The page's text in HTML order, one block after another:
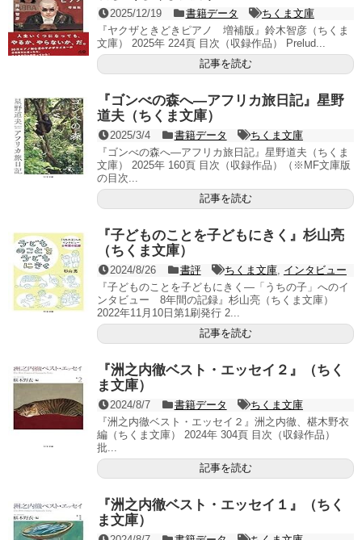
2025/12/19 書籍データ
ちくま文庫
『ヤクザときどきピアノ 増補版』鈴木智彦（ちくま
文庫） 2025年 224頁 目次（収録作品） Prelud...
記事を読む
『ゴンべの森へ―アフリカ旅日記』星野
道夫（ちくま文庫）
2025/3/4 書籍データ
ちくま文庫
『ゴンべの森へ―アフリカ旅日記』星野道夫（ちくま
文庫） 2025年 160頁 目次（収録作品）（※MF文庫版
の目次...
記事を読む
『子どものことを子どもにきく』杉山亮
（ちくま文庫）
2024/8/26 書評 ちくま文庫, インタビュー
『子どものことを子どもにきく―「うちの子」へのイ
ンタビュー 8年間の記録』杉山亮（ちくま文庫）
2022年11月10日第1刷発行 2...
記事を読む
『洲之内徹ベスト・エッセイ２』（ちく
ま文庫）
2024/8/7 書籍データ
ちくま文庫
『洲之内徹ベスト・エッセイ２』洲之内徹、椹木野衣
編（ちくま文庫） 2024年 304頁 目次（収録作品）
批...
記事を読む
『洲之内徹ベスト・エッセイ１』（ちく
ま文庫）